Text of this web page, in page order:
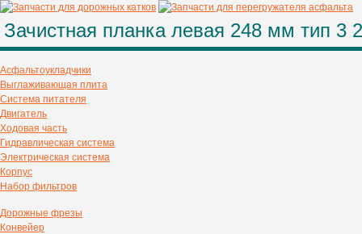
Зачистная планка левая 248 мм тип 3
Асфальтоукладчики
Выглаживающая плита
Система питателя
Двигатель
Ходовая часть
Гидравлическая система
Электрическая система
Корпус
Набор фильтров
Дорожные фрезы
Конвейер